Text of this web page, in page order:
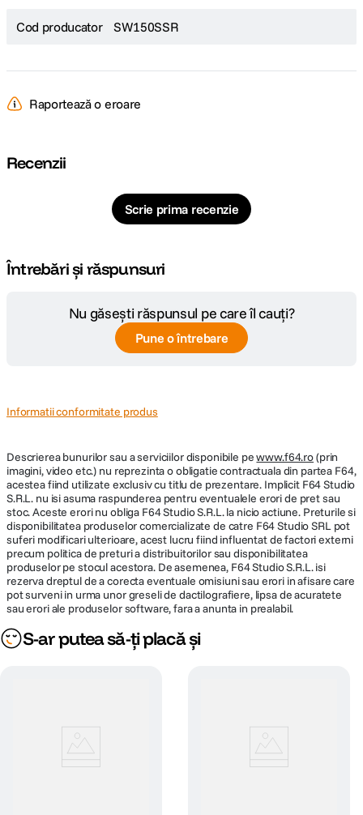
Cod producator SW150SSR
Raportează o eroare
Recenzii
Scrie prima recenzie
Întrebări și răspunsuri
Nu găsești răspunsul pe care îl cauți?
Pune o întrebare
Informatii conformitate produs
Descrierea bunurilor sau a serviciilor disponibile pewww.f64.ro(prin
imagini, video etc.) nu reprezinta o obligatie contractuala din partea F64,
acestea fiind utilizate exclusiv cu titlu de prezentare. Implicit F64 Studio
S.R.L. nu isi asuma raspunderea pentru eventualele erori de pret sau
stoc. Aceste erori nu obliga F64 Studio S.R.L. la nicio actiune. Preturile si
disponibilitatea produselor comercializate de catre F64 Studio SRL pot
suferi modificari ulterioare, acest lucru fiind influentat de factori externi
precum politica de preturi a distribuitorilor sau disponibilitatea
produselor pe stocul acestora. De asemenea, F64 Studio S.R.L. isi
rezerva dreptul de a corecta eventuale omisiuni sau erori in afisare care
pot surveni in urma unor greseli de dactilografiere, lipsa de acuratete
sau erori ale produselor software, fara a anunta in prealabil.
S-ar putea să-ți placă și